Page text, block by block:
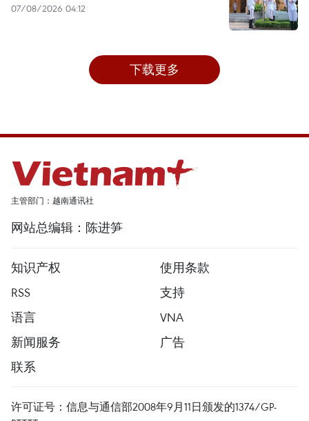
07/08/2026 04:12
下载更多
主管部门：越南通讯社
网站总编辑：陈进笋
知识产权
使用条款
RSS
支持
语言
VNA
新闻服务
广告
联系
许可证号：信息与通信部2008年9月11日颁发的1374/GP-